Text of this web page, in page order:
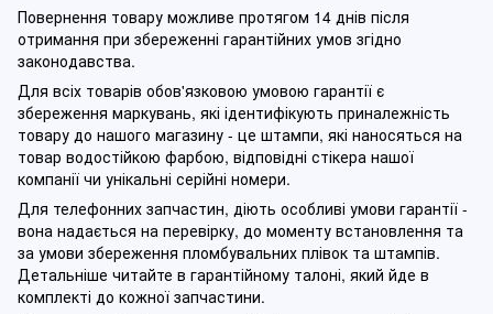
Повернення товару можливе протягом 14 днів після
отримання при збереженні гарантійних умов згідно
законодавства.
Для всіх товарів обов'язковою умовою гарантії є
збереження маркувань, які ідентифікують приналежність
товару до нашого магазину - це штампи, які наносяться на
товар водостійкою фарбою, відповідні стікера нашої
компанії чи унікальні серійні номери.
Для телефонних запчастин, діють особливі умови гарантії -
вона надається на перевірку, до моменту встановлення та
за умови збереження пломбувальних плівок та штампів.
Детальніше читайте в гарантійному талоні, який йде в
комплекті до кожної запчастини.